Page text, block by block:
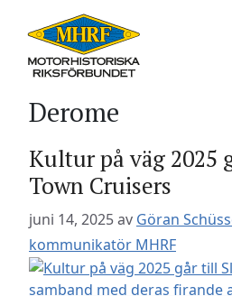
innehåll
Derome
Kultur på väg 2025
Town Cruisers
juni 14, 2025av Göran
kommunikatör MHRF